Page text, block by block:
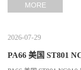
MORE
2026-07-29
PA66 美国 ST801